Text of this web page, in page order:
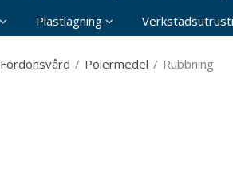
Plastlagning
Fordonsvård / Polermedel / Rubbning